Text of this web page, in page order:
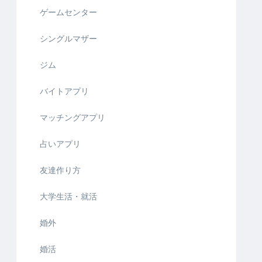
ゲームセンター
シングルマザー
ジム
バイトアプリ
マッチングアプリ
占いアプリ
友達作り方
大学生活・就活
婚外
婚活